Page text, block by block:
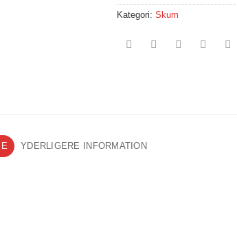
Kategori: Skum
YDERLIGERE INFORMATION